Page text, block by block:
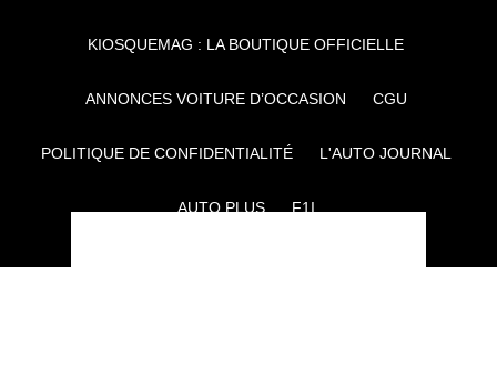
KIOSQUEMAG : LA BOUTIQUE OFFICIELLE
ANNONCES VOITURE D’OCCASION CGU
POLITIQUE DE CONFIDENTIALITÉ L'AUTO JOURNAL
AUTO PLUS F1I